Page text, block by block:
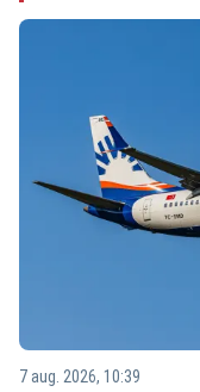
7 aug. 2026, 10:39